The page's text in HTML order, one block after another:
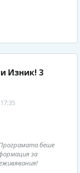
Изник! 3
беше
за